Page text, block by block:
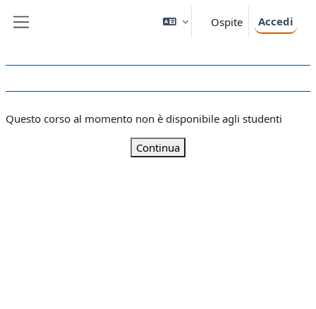
Ospite Accedi
Questo corso al momento non è disponibile agli studenti
Continua